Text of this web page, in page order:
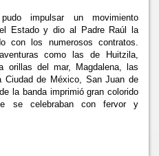
impulsar un movimiento
Estado y dio al Padre Raúl la
con los numerosos contratos.
como las de Huitzila,
orillas del mar, Magdalena, las
Ciudad de México, San Juan de
la banda imprimió gran colorido
se celebraban con fervor y